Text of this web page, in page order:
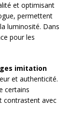
et optimisant
permettent
luminosité. Dans
pour les
imitation
et authenticité.
certains
contrastent avec